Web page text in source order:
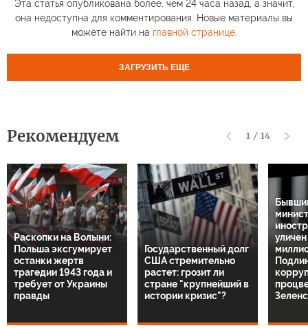
Эта статья опубликована более, чем 24 часа назад, а значит,
она недоступна для комментирования. Новые материалы вы
можете найти на главной странице.
ЗАГРУЗИТЬ ЕЩЕ
Рекомендуем 1 / 14
Раскопки на Волыни:
Польша эксгумирует
останки жертв
трагедии 1943 года и
требует от Украины
правды
Государственный долг
США стремительно
растет: грозит ли
стране "крупнейший в
истории кризис"?